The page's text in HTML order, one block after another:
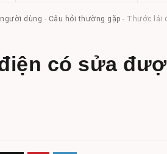
dùng - Câu hỏi thường gặp - Thước lái
có sửa